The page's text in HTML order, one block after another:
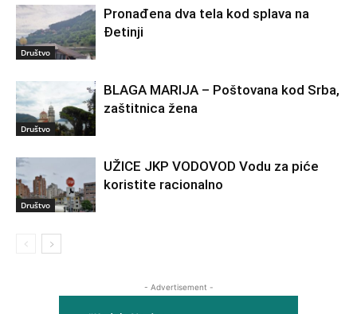
Društvo
Pronađena dva tela kod splava na
Đetinji
Društvo
BLAGA MARIJA – Poštovana kod Srba,
zaštitnica žena
Društvo
UŽICE JKP VODOVOD Vodu za piće
koristite racionalno
- Advertisement -